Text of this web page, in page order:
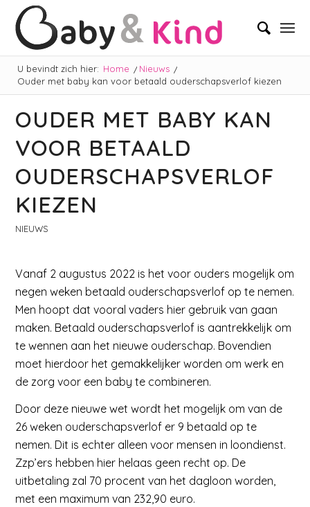
U bevindt zich hier: Home / Nieuws /
Ouder met baby kan voor betaald ouderschapsverlof kiezen
OUDER MET BABY KAN
VOOR BETAALD
OUDERSCHAPSVERLOF
KIEZEN
NIEUWS
Vanaf 2 augustus 2022 is het voor ouders mogelijk om
negen weken betaald ouderschapsverlof op te nemen.
Men hoopt dat vooral vaders hier gebruik van gaan
maken. Betaald ouderschapsverlof is aantrekkelijk om
te wennen aan het nieuwe ouderschap. Bovendien
moet hierdoor het gemakkelijker worden om werk en
de zorg voor een baby te combineren.
Door deze nieuwe wet wordt het mogelijk om van de
26 weken ouderschapsverlof er 9 betaald op te
nemen. Dit is echter alleen voor mensen in loondienst.
Zzp’ers hebben hier helaas geen recht op. De
uitbetaling zal 70 procent van het dagloon worden,
met een maximum van 232,90 euro.